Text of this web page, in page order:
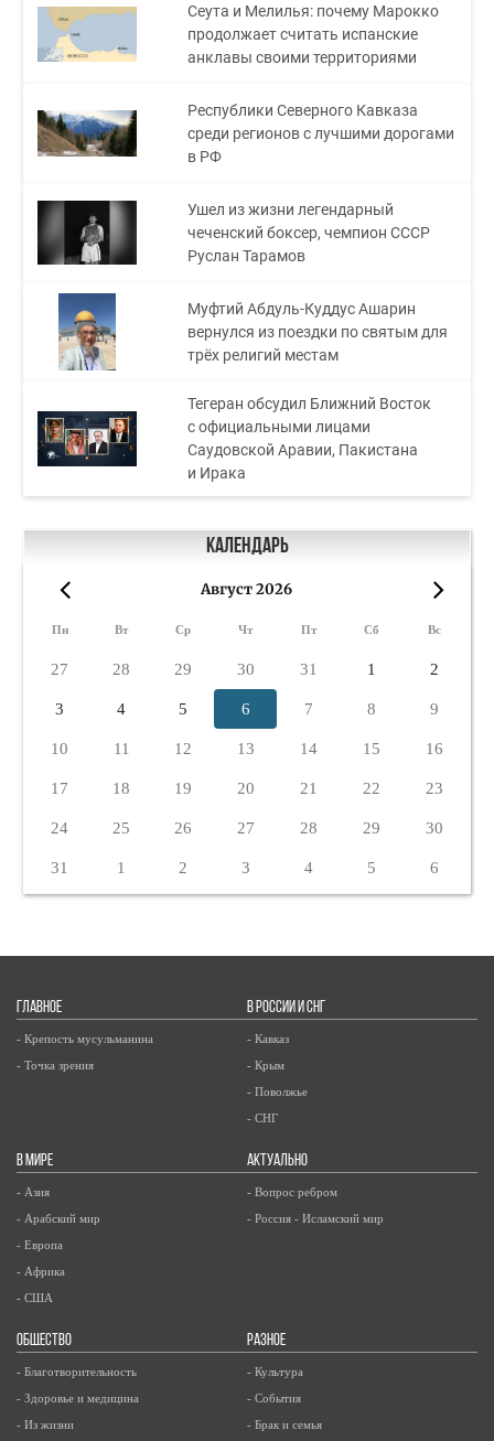
Сеута и Мелилья: почему Марокко
продолжает считать испанские
анклавы своими территориями
Республики Северного Кавказа
среди регионов с лучшими дорогами
в РФ
Ушел из жизни легендарный
чеченский боксер, чемпион СССР
Руслан Тарамов
Муфтий Абдуль-Куддус Ашарин
вернулся из поездки по святым для
трёх религий местам
Тегеран обсудил Ближний Восток
с официальными лицами
Саудовской Аравии, Пакистана
и Ирака
Календарь
Август 2026
Пн Вт Ср Чт Пт Сб Вс
27 28 29 30 31 1 2
3 4 5 6 7 8 9
10 11 12 13 14 15 16
17 18 19 20 21 22 23
24 25 26 27 28 29 30
31 1 2 3 4 5 6
ГЛАВНОЕ
- Крепость мусульманина
- Точка зрения
В РОССИИ И СНГ
- Кавказ
- Крым
- Поволжье
- СНГ
В МИРЕ
- Азия
- Арабский мир
- Европа
- Африка
- США
АКТУАЛЬНО
- Вопрос ребром
- Россия - Исламский мир
ОБЩЕСТВО
- Благотворительность
- Здоровье и медицина
- Из жизни
РАЗНОЕ
- Культура
- События
- Брак и семья